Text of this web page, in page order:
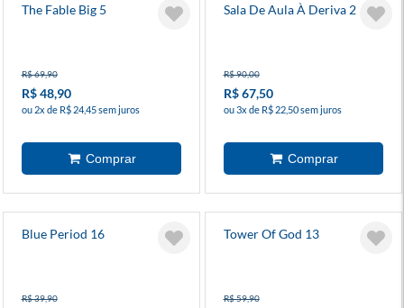
The Fable Big 5
R$ 69,90
R$ 48,90
ou 2x de R$ 24,45 sem juros
Sala De Aula À Deriva 2
R$ 90,00
R$ 67,50
ou 3x de R$ 22,50 sem juros
Blue Period 16
R$ 39,90
Tower Of God 13
R$ 59,90